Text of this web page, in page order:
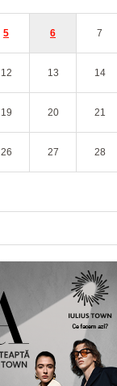
5 6 7
12 13 14
19 20 21
26 27 28